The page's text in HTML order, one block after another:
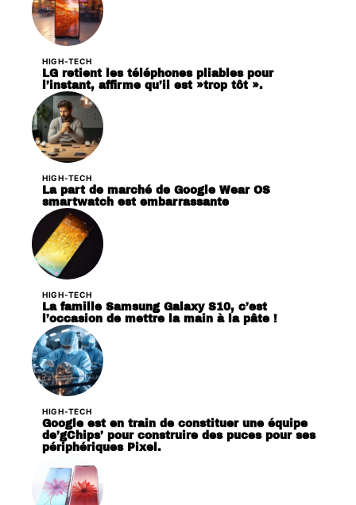
HIGH-TECH
LG retient les téléphones pliables pour
l’instant, affirme qu’il est »trop tôt ».
HIGH-TECH
La part de marché de Google Wear OS
smartwatch est embarrassante
HIGH-TECH
La famille Samsung Galaxy S10, c’est
l’occasion de mettre la main à la pâte !
HIGH-TECH
Google est en train de constituer une équipe
de’gChips’ pour construire des puces pour ses
périphériques Pixel.